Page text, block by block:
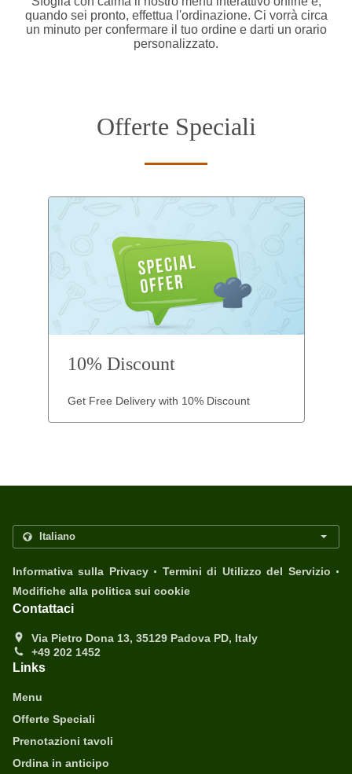
quando sei pronto, effettua l'ordinazione. Ci vorrà circa
un minuto per confermare il tuo ordine e darti un orario
personalizzato.
Offerte Speciali
10% Discount
Get Free Delivery with 10% Discount
Informativa sulla Privacy . Termini di Utilizzo del Servizio .
Modifiche alla politica sui cookie
Contattaci
Via Pietro Dona 13, 35129 Padova PD, Italy
+49 202 1452
Links
Menu
Offerte Speciali
Prenotazioni tavoli
Ordina in anticipo